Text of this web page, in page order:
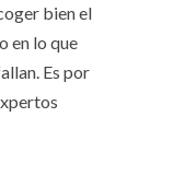
bien el
en lo que
Es por